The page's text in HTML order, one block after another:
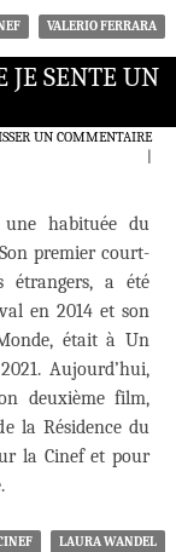
VALERIO FERRARA
JE SENTE UN
UN COMMENTAIRE
habituée du
premier court-
étrangers, a été
en 2014 et son
était à Un
Aujourd’hui,
deuxième film,
la Résidence du
la Cinef et pour
LAURA WANDEL